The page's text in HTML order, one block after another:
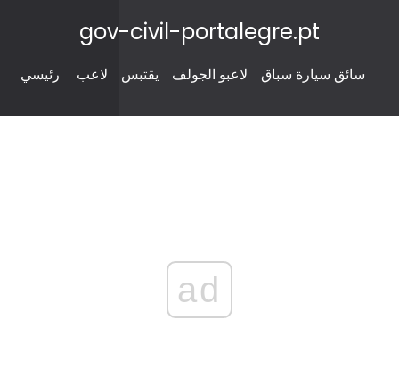
gov-civil-portalegre.pt
رئيسي لاعب يقتبس لاعبو الجولف سائق سيارة سباق
ad